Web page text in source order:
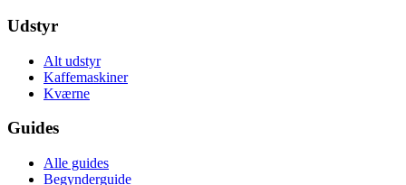
Udstyr
Alt udstyr
Kaffemaskiner
Kværne
Guides
Alle guides
Begynderguide